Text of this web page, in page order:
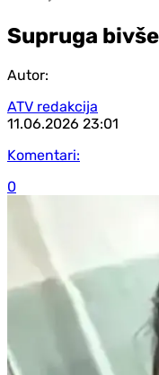
Supruga
Autor:
ATV redakcija
11.06.2026 23:01
Komentari:
0